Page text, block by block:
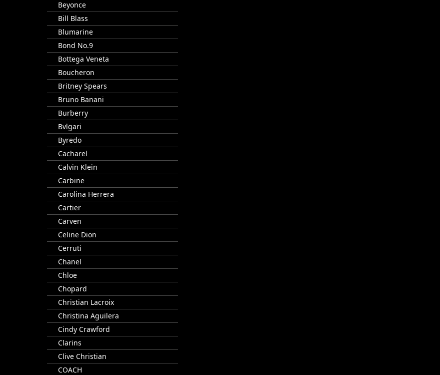
Beyonce
Bill Blass
Blumarine
Bond No.9
Bottega Veneta
Boucheron
Britney Spears
Bruno Banani
Burberry
Bvlgari
Byredo
Cacharel
Calvin Klein
Carbine
Carolina Herrera
Cartier
Carven
Celine Dion
Cerruti
Chanel
Chloe
Chopard
Christian Lacroix
Christina Aguilera
Cindy Crawford
Clarins
Clive Christian
COACH